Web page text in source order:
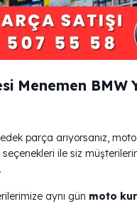
Menemen BMW
parça arıyorsanız,
ile siz
aynı gün moto